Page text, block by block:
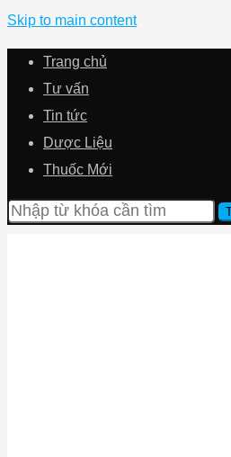
Skip to main content
Trang chủ
Tư vấn
Tin tức
Dược Liệu
Thuốc Mới